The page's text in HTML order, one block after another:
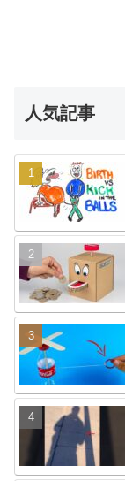
人気記事